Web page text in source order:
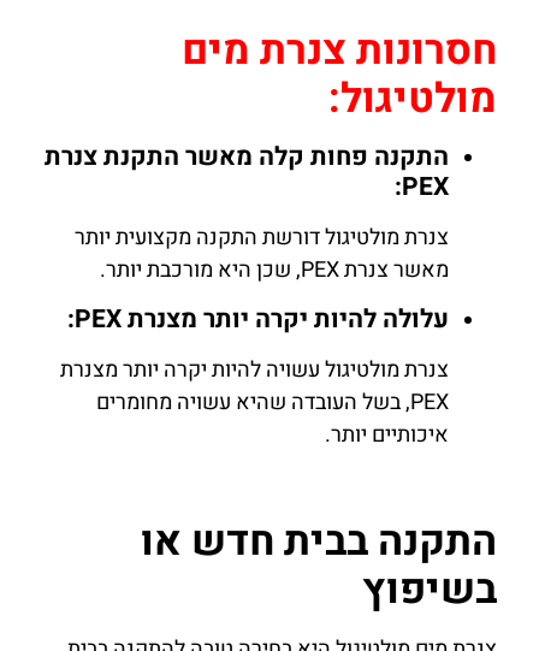
חסרונות צנרת מים
מולטיגול:
התקנה פחות קלה מאשר התקנת צנרת
PEX:
צנרת מולטיגול דורשת התקנה מקצועית יותר
מאשר צנרת PEX, שכן היא מורכבת יותר.
עלולה להיות יקרה יותר מצנרת PEX:
צנרת מולטיגול עשויה להיות יקרה יותר מצנרת
PEX, בשל העובדה שהיא עשויה מחומרים
איכותיים יותר.
התקנה בבית חדש או
בשיפוץ